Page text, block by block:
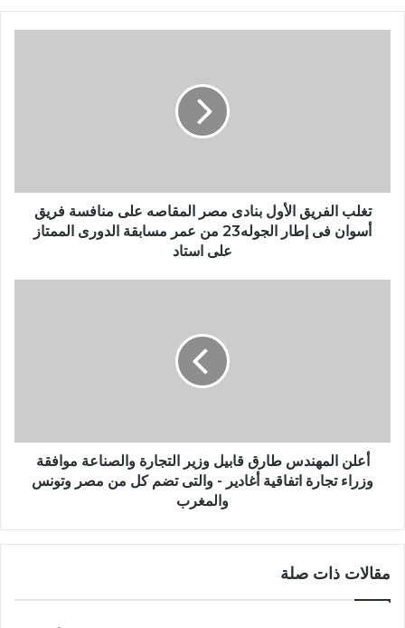
تغلب الفريق اﻷول بنادى مصر المقاصه على منافسة فريق
أسوان فى إطار الجوله23 من عمر مسابقة الدورى الممتاز
على استاد
أعلن المهندس طارق قابيل وزير التجارة والصناعة موافقة
وزراء تجارة اتفاقية أغادير - والتى تضم كل من مصر وتونس
والمغرب
مقالات ذات صلة